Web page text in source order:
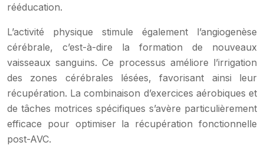
rééducation.
L’activité physique stimule également l’angiogenèse
cérébrale, c’est-à-dire la formation de nouveaux
vaisseaux sanguins. Ce processus améliore l’irrigation
des zones cérébrales lésées, favorisant ainsi leur
récupération. La combinaison d’exercices aérobiques et
de tâches motrices spécifiques s’avère particulièrement
efficace pour optimiser la récupération fonctionnelle
post-AVC.